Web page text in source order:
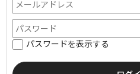
パスワードを表示する